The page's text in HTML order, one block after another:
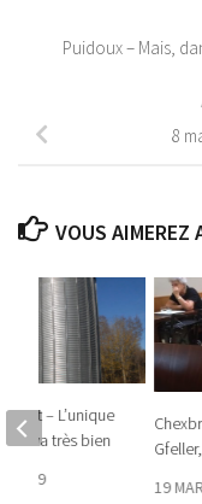
Puidoux – Mais,
8
VOUS AIMEREZ
19
Jorat – L’unique
va très bien
2019